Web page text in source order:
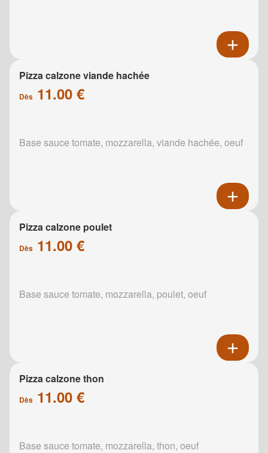
Pizza calzone viande hachée
Dès 11.00 €
Base sauce tomate, mozzarella, viande hachée, oeuf
Pizza calzone poulet
Dès 11.00 €
Base sauce tomate, mozzarella, poulet, oeuf
Pizza calzone thon
Dès 11.00 €
Base sauce tomate, mozzarella, thon, oeuf